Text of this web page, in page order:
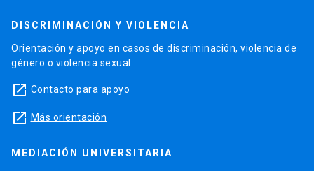
DISCRIMINACIÓN Y VIOLENCIA
Orientación y apoyo en casos de discriminación, violencia de
género o violencia sexual.
launch Contacto para apoyo
launch Más orientación
MEDIACIÓN UNIVERSITARIA